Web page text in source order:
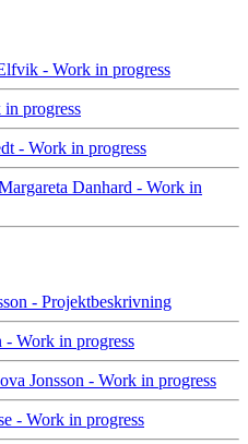
- Work in progress
progress
- Work in progress
Danhard - Work in
- Projektbeskrivning
- Work in progress
Jonsson - Work in progress
- Work in progress